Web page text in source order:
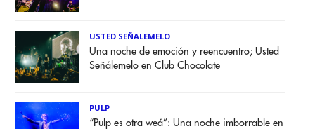
USTED SEÑALEMELO
Una noche de emoción y reencuentro; Usted
Señálemelo en Club Chocolate
PULP
“Pulp es otra weá”: Una noche imborrable en